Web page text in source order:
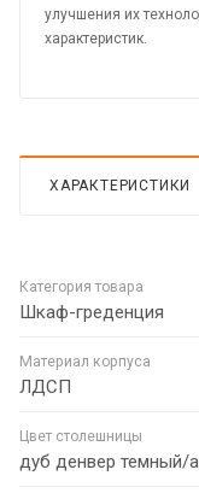
улучшения их
характеристик.
ХАРАКТЕРИСТИКИ
Категория товара
Шкаф-греденция
Материал корпуса
ЛДСП
Цвет столешницы
дуб денвер темный/